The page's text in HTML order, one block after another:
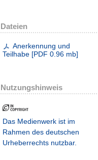
Dateien
Anerkennung und
Teilhabe [PDF 0.96 mb]
Nutzungshinweis
Das Medienwerk ist im
Rahmen des deutschen
Urheberrechts nutzbar.